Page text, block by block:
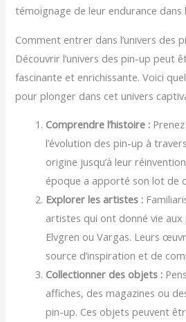
témoignage de leur endurance dans
Comment entrer dans l’univers des
Découvrir l’univers des pin-up peut
fascinante et enrichissante. Voici
pour plonger dans cet univers
Comprendre l’histoire :
l’évolution des pin-up à
origine jusqu’à leur
époque a apporté son lot de
Explorer les artistes :
artistes qui ont donné vie aux
Elvgren ou Vargas. Leurs
source d’inspiration et de
Collectionner des objets :
affiches, des magazines ou
pin-up. Ces objets peuvent